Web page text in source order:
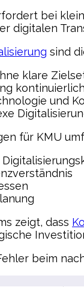
bei
digitalen
sind
klare
und
für KMU
zeigt, dass
beim